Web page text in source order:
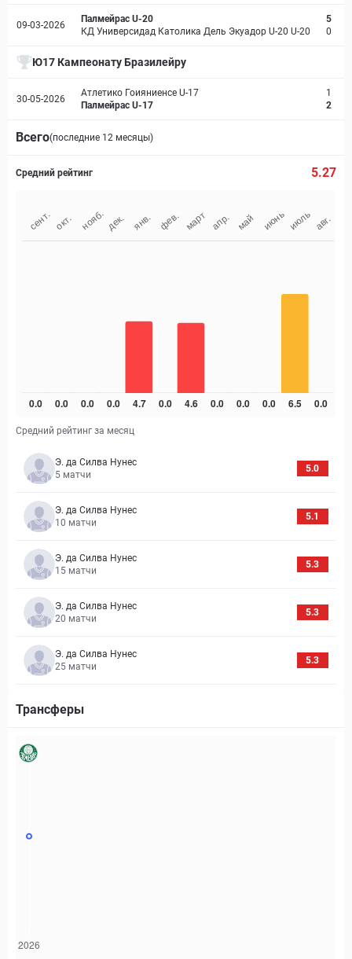
09-03-2026
Палмейрас U-20
КД Универсидад Католика Дель Экуадор U-20 U-20
5
0
Ю17 Кампеонату Бразилейру
30-05-2026
Атлетико Гоияниенсе U-17
Палмейрас U-17
1
2
Всего(последние 12 месяцы)
Средний рейтинг 5.27
Средний рейтинг за месяц
Э. да Силва Нунес
5 матчи
5.0
Э. да Силва Нунес
10 матчи
5.1
Э. да Силва Нунес
15 матчи
5.3
Э. да Силва Нунес
20 матчи
5.3
Э. да Силва Нунес
25 матчи
5.3
Трансферы